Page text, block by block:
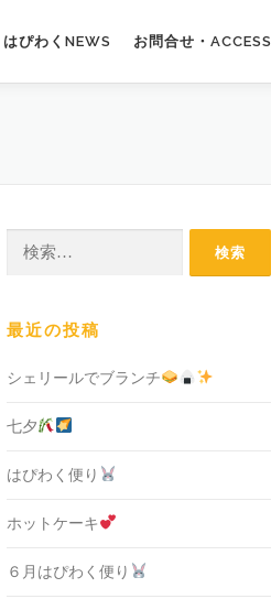
はぴわくNEWS お問合せ・ACCESS
最近の投稿
シェリールでブランチ
七夕
はぴわく便り
ホットケーキ
６月はぴわく便り